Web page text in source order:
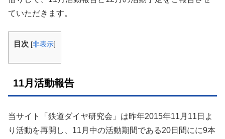
ていただきます。
目次 [非表示]
11月活動報告
当サイト「鉄道ダイヤ研究会」は昨年2015年11月11日よ
り活動を再開し、11月中の活動期間である20日間にに9本